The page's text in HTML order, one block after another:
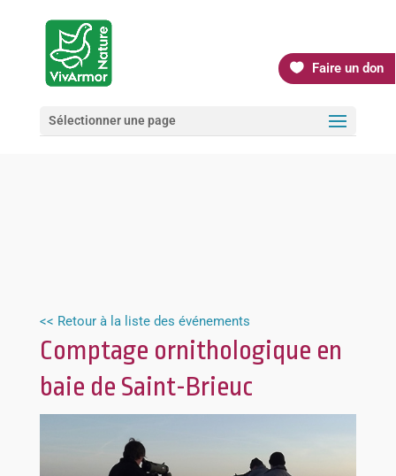
Faire un don
Sélectionner une page
<< Retour à la liste des événements
Comptage ornithologique en
baie de Saint-Brieuc